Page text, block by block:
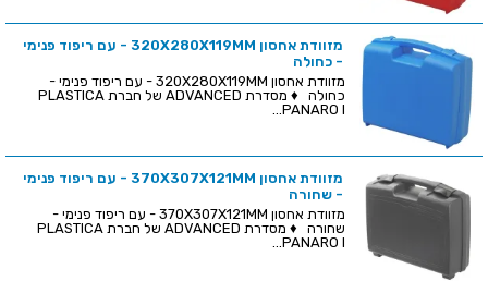
מזוודת אחסון 320X280X119MM - עם ריפוד פנימי
- כחולה
מזוודת אחסון 320X280X119MM - עם ריפוד פנימי -
כחולה ♦ מסדרת ADVANCED של חברת PLASTICA
PANARO I...
מזוודת אחסון 370X307X121MM - עם ריפוד פנימי
- שחורה
מזוודת אחסון 370X307X121MM - עם ריפוד פנימי -
שחורה ♦ מסדרת ADVANCED של חברת PLASTICA
PANARO I...